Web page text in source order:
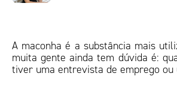
A maconha é a substância mais
muita gente ainda tem dúvida é:
tiver uma entrevista de emprego ou